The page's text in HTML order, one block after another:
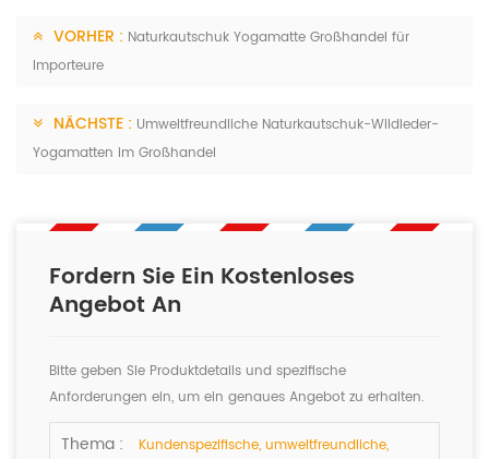
VORHER : Naturkautschuk Yogamatte Großhandel für
Importeure
NÄCHSTE : Umweltfreundliche Naturkautschuk-Wildleder-
Yogamatten im Großhandel
Fordern Sie Ein Kostenloses
Angebot An
Bitte geben Sie Produktdetails und spezifische
Anforderungen ein, um ein genaues Angebot zu erhalten.
Wir werden Ihnen so schnell wie möglich antworten.
Thema : Kundenspezifische, umweltfreundliche,